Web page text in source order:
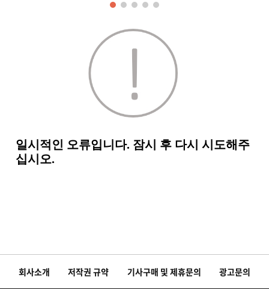
회사소개 저작권 규약 기사구매 및 제휴문의 광고문의